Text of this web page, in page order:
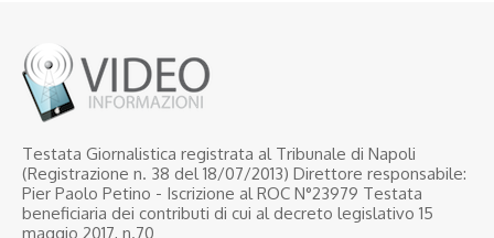
Testata Giornalistica registrata al Tribunale di Napoli
(Registrazione n. 38 del 18/07/2013) Direttore responsabile:
Pier Paolo Petino - Iscrizione al ROC N°23979 Testata
beneficiaria dei contributi di cui al decreto legislativo 15
maggio 2017, n.70